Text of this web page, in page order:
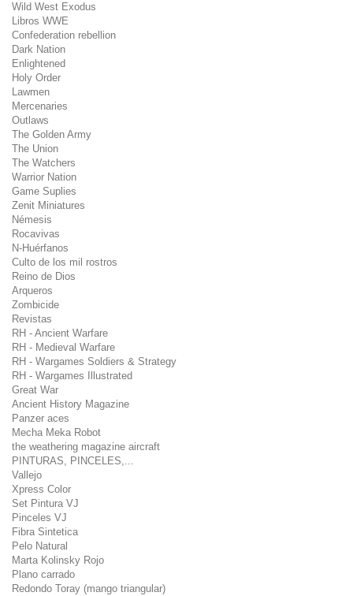
Wild West Exodus
Libros WWE
Confederation rebellion
Dark Nation
Enlightened
Holy Order
Lawmen
Mercenaries
Outlaws
The Golden Army
The Union
The Watchers
Warrior Nation
Game Suplies
Zenit Miniatures
Némesis
Rocavivas
N-Huérfanos
Culto de los mil rostros
Reino de Dios
Arqueros
Zombicide
Revistas
RH - Ancient Warfare
RH - Medieval Warfare
RH - Wargames Soldiers & Strategy
RH - Wargames Illustrated
Great War
Ancient History Magazine
Panzer aces
Mecha Meka Robot
the weathering magazine aircraft
PINTURAS, PINCELES,...
Vallejo
Xpress Color
Set Pintura VJ
Pinceles VJ
Fibra Sintetica
Pelo Natural
Marta Kolinsky Rojo
Plano carrado
Redondo Toray (mango triangular)